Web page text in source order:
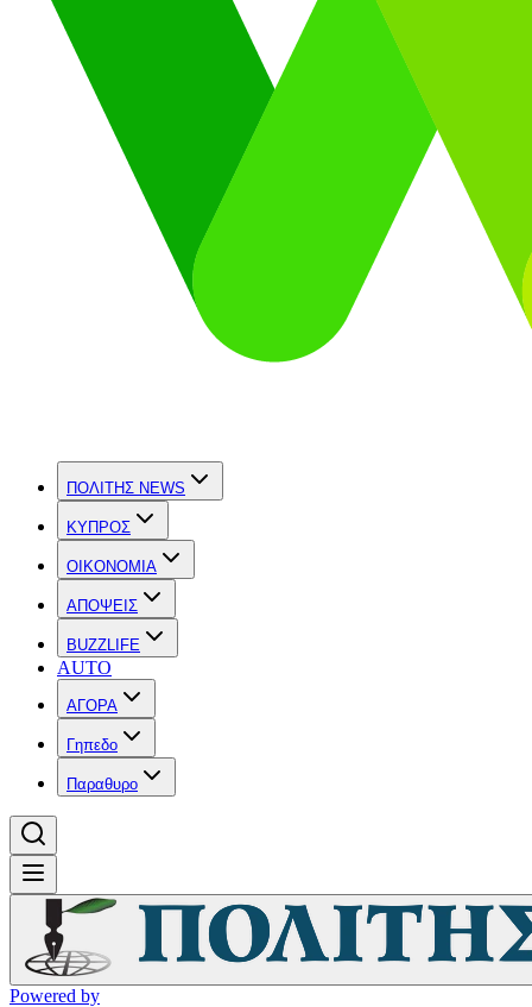
ΠΟΛΙΤΗΣ NEWS
ΚΥΠΡΟΣ
OIKONOMIA
ΑΠΟΨΕΙΣ
BUZZLIFE
AUTO
ΑΓΟΡΑ
Γηπεδο
Παραθυρο
Powered by